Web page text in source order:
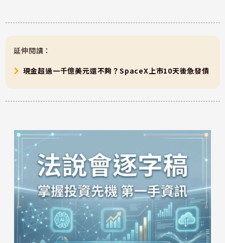
延伸閱讀：
現金超過一千億美元還不夠？SpaceX上市10天後急發債